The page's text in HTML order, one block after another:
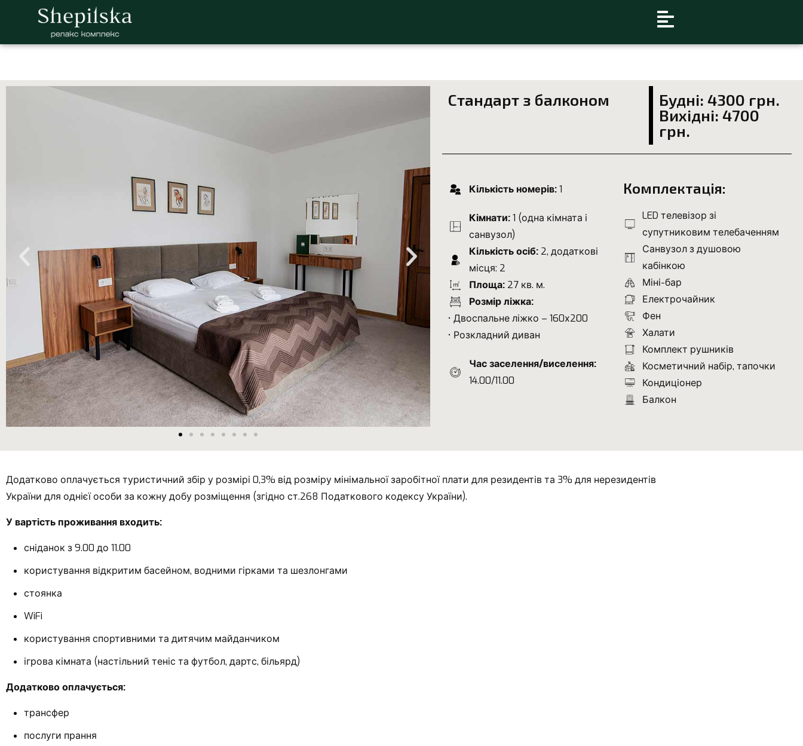
Стандарт з балконом
Будні: 4300 грн.
Вихідні: 4700
грн.
Кількість номерів:1
Кімнати:1 (одна кімната і
санвузол)
Кількість осіб: 2, додаткові
місця: 2
Площа: 27 кв. м.
Розмір ліжка:
• Двоспальне ліжко – 160х200
• Розкладний диван
Час заселення/виселення:
14.00/11.00
Комплектація:
LED телевізор зі
супутниковим телебаченням
Санвузол з душовою
кабінкою
Міні-бар
Електрочайник
Фен
Халати
Комплект рушників
Косметичний набір, тапочки
Кондиціонер
Балкон
Додатково оплачується туристичний збір у розмірі 0,3% від розміру мінімальної заробітної плати для резидентів та 3% для нерезидентів
України для однієї особи за кожну добу розміщення (згідно ст.268 Податкового кодексу України).
У вартість проживання входить:
сніданок з 9.00 до 11.00
користування відкритим басейном, водними гірками та шезлонгами
стоянка
WiFi
користування спортивними та дитячим майданчиком
ігрова кімната (настільний теніс та футбол, дартс, більярд)
Додатково оплачується:
трансфер
послуги прання